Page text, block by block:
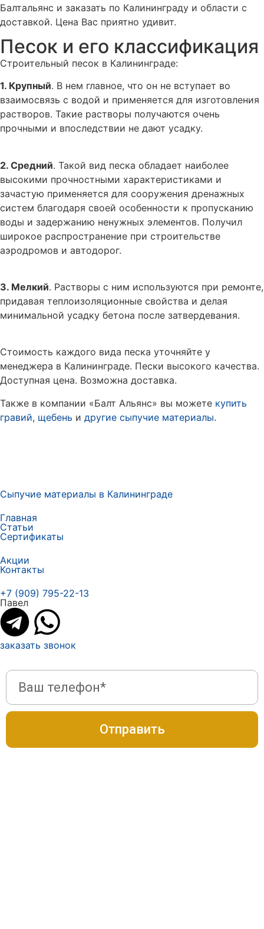
Балтальянс и заказать по Калининграду и области с
доставкой. Цена Вас приятно удивит.
Песок и его классификация
Строительный песок в Калининграде:
1. Крупный. В нем главное, что он не вступает во
взаимосвязь с водой и применяется для изготовления
растворов. Такие растворы получаются очень
прочными и впоследствии не дают усадку.
2. Средний. Такой вид песка обладает наиболее
высокими прочностными характеристиками и
зачастую применяется для сооружения дренажных
систем благодаря своей особенности к пропусканию
воды и задержанию ненужных элементов. Получил
широкое распространение при строительстве
аэродромов и автодорог.
3. Мелкий. Растворы с ним используются при ремонте,
придавая теплоизоляционные свойства и делая
минимальной усадку бетона после затвердевания.
Стоимость каждого вида песка уточняйте у
менеджера в Калининграде. Пески высокого качества.
Доступная цена. Возможна доставка.
Также в компании «Балт Альянс» вы можете купить
гравий, щебень и другие сыпучие материалы.
Сыпучие материалы в Калининграде
Главная
Статьи
Сертификаты
Акции
Контакты
+7 (909) 795-22-13
Павел
заказать звонок
Отправить